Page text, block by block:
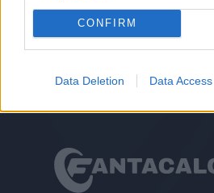
CONFIRM
Data Deletion Data Access
Autore
Redazione Fantacalcio.it